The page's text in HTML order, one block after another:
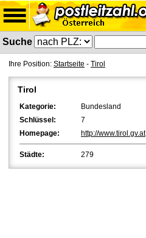
Suche
Ihre Position: Startseite - Tirol
Tirol
Kategorie:
Bundesland
Schlüssel:
7
Homepage:
http://www.tirol.gv.at
Städte: 279